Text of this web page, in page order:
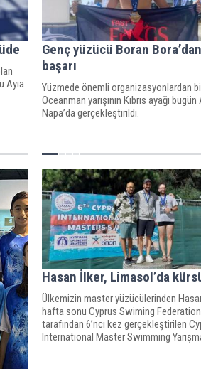
Ayia
Genç yüzücü Boran
başarı
Yüzmede önemli organizasyonlardan
Oceanman yarışının Kıbrıs ayağı bugün
Napa’da gerçekleştirildi.
Hasan İlker, Limasol’da
Ülkemizin master yüzücülerinden
hafta sonu Cyprus Swiming Federation
tarafından 6’ncı kez gerçekleştirilen
International Master Swimming